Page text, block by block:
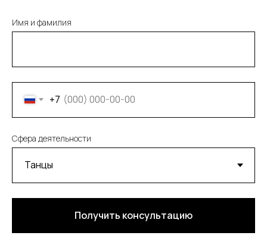
Имя и фамилия
+7
Сфера деятельности
Получить консультацию